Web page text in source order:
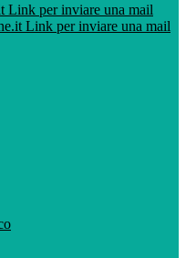
Link per inviare una mail
Link per inviare una mail